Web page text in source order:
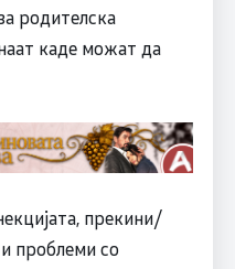
родителска
каде можат да
прекини/
проблеми со